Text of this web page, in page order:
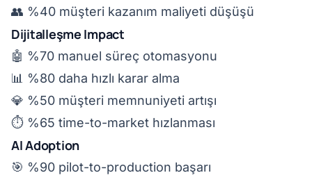
👥 %40 müşteri kazanım maliyeti düşüşü
Dijitalleşme Impact
🤖 %70 manuel süreç otomasyonu
📊 %80 daha hızlı karar alma
💎 %50 müşteri memnuniyeti artışı
⏱️ %65 time-to-market hızlanması
AI Adoption
🎯 %90 pilot-to-production başarı